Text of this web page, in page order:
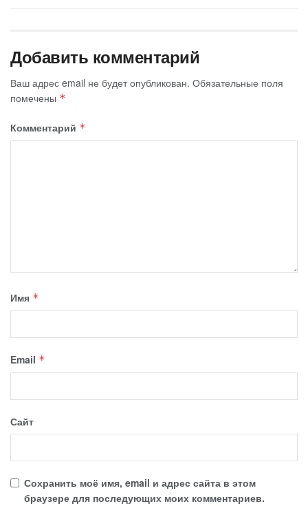
Добавить комментарий
Ваш адрес email не будет опубликован. Обязательные поля
помечены *
Комментарий *
Имя *
Email *
Сайт
Сохранить моё имя, email и адрес сайта в этом
браузере для последующих моих комментариев.